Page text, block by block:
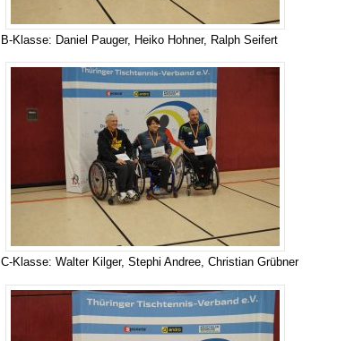
B-Klasse: Daniel Pauger, Heiko Hohner, Ralph Seifert
C-Klasse: Walter Kilger, Stephi Andree, Christian Grübner